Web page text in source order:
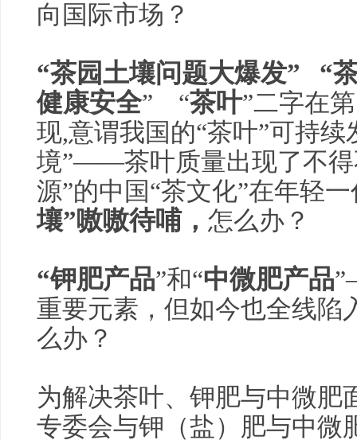
向国际市场？
“茶园土壤问题大爆发” “
健康安全” “茶叶”二字在
现,意谓我国的“茶叶”可持
境”——茶叶质量出现了不
源”的中国“茶文化”在年轻
壤”嗷嗷待哺， 怎么办？
“钾肥产品”和“中微肥产品
重要元素，但如今也全线陷
么办？
为解决茶叶、钾肥与中微肥
专委会与钾（盐）肥与中微